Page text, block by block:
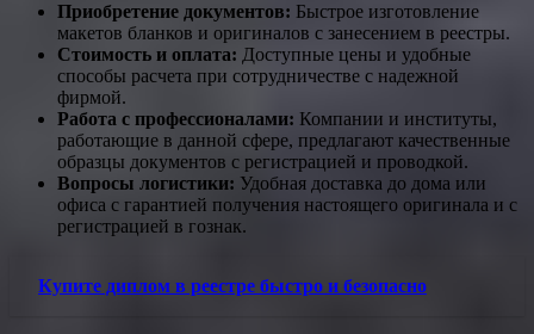
Приобретение документов: Быстрое изготовление
макетов бланков и оригиналов с занесением в реестры.
Стоимость и оплата: Доступные цены и удобные
способы расчета при сотрудничестве с надежной
фирмой.
Работа с профессионалами: Компании и институты,
работающие в данной сфере, предлагают качественные
образцы документов с регистрацией и проводкой.
Вопросы логистики: Удобная доставка до дома или
офиса с гарантией получения настоящего оригинала и с
регистрацией в гознак.
Купите диплом в реестре быстро и безопасно